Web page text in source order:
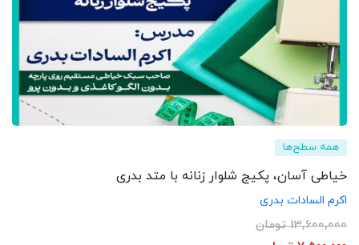
همه سطح‌ها
خیاطی آسان، پکیج شلوار زنانه با متد بدری
اکرم السادات بدری
13,600,000 تومان